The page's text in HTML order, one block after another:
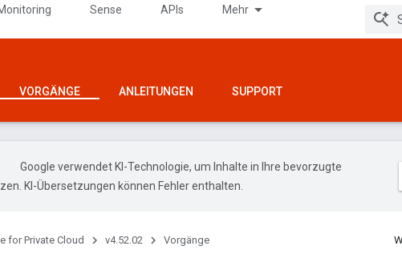
Sense APIs Mehr
VORGÄNGE ANLEITUNGEN SUPPORT
Google verwendet KI-Technologie, um Inhalte in Ihre bevorzugte
KI-Übersetzungen können Fehler enthalten.
for Private Cloud v4.52.02 Vorgänge